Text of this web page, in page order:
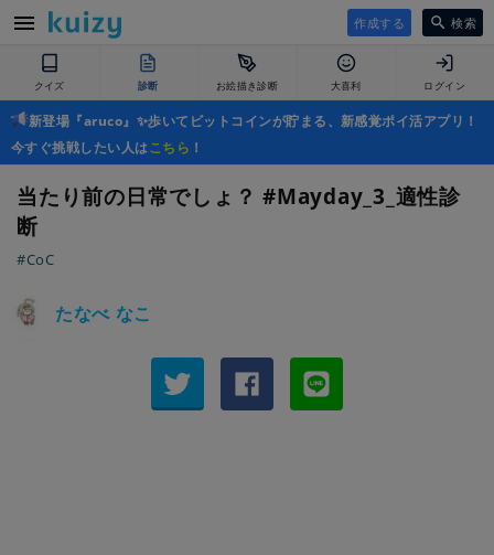
作成する 検索
クイズ 診断 お絵描き診断 大喜利 ログイン
新登場『aruco』✨歩いてビットコインが貯まる、新感覚ポイ活アプリ！
今すぐ挑戦したい人はこちら ！
当たり前の日常でしょ？ #Mayday_3_適性診
断
#CoC
たなべ なこ